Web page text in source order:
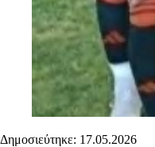
Δημοσιεύτηκε: 17.05.2026